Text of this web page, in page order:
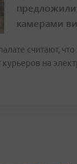
предложили
камерами
считают,
курьеров на